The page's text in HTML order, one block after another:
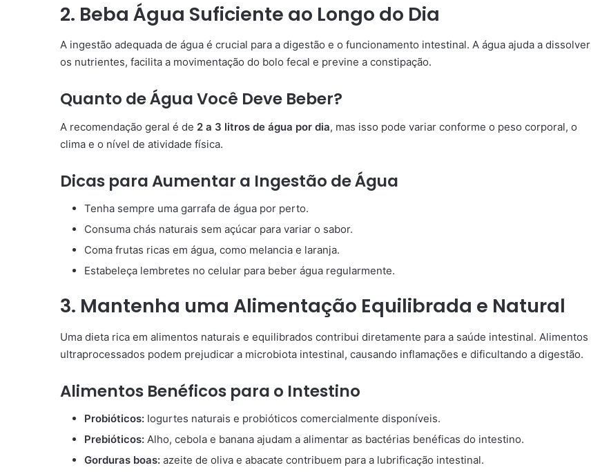
2. Beba Água Suficiente ao Longo do Dia
A ingestão adequada de água é crucial para a digestão e o funcionamento intestinal. A água ajuda a dissolver
os nutrientes, facilita a movimentação do bolo fecal e previne a constipação.
Quanto de Água Você Deve Beber?
A recomendação geral é de 2 a 3 litros de água por dia, mas isso pode variar conforme o peso corporal, o
clima e o nível de atividade física.
Dicas para Aumentar a Ingestão de Água
Tenha sempre uma garrafa de água por perto.
Consuma chás naturais sem açúcar para variar o sabor.
Coma frutas ricas em água, como melancia e laranja.
Estabeleça lembretes no celular para beber água regularmente.
3. Mantenha uma Alimentação Equilibrada e Natural
Uma dieta rica em alimentos naturais e equilibrados contribui diretamente para a saúde intestinal. Alimentos
ultraprocessados podem prejudicar a microbiota intestinal, causando inflamações e dificultando a digestão.
Alimentos Benéficos para o Intestino
Probióticos: Iogurtes naturais e probióticos comercialmente disponíveis.
Prebióticos: Alho, cebola e banana ajudam a alimentar as bactérias benéficas do intestino.
Gorduras boas: azeite de oliva e abacate contribuem para a lubrificação intestinal.